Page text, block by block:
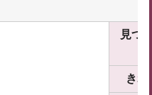
見つ
きれ